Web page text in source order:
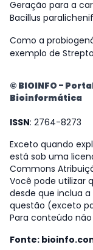
Geração para a
Bacillus
Como a
exemplo de
© BIOINFO -
Bioinformática
ISSN: 2764-8273
Exceto quando
está sob uma
Commons
Você pode utilizar
desde que inclua
questão (exceto
Para conteúdo
Fonte: